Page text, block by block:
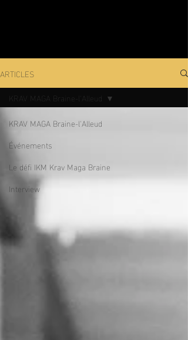
ARTICLES
KRAV MAGA Braine-l'Alleud
Événements
Le défi IKM Krav Maga Braine
Interview
KRAV MAGA Braine-l'Alleud